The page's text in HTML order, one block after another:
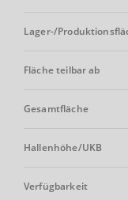
Lager-/
Fläche teilbar ab
Gesamtfläche
Hallenhöhe/UKB
Verfügbarkeit